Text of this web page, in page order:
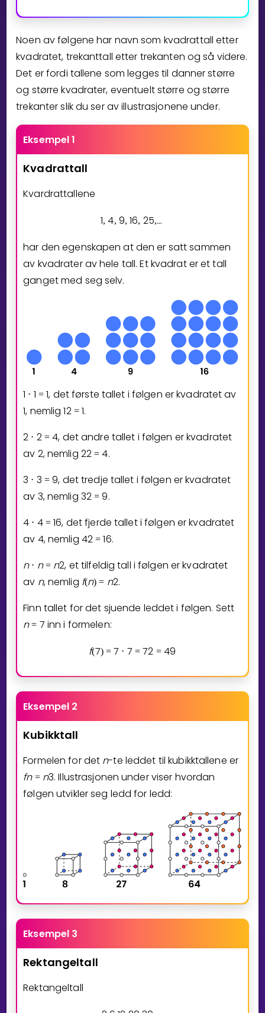
Noen av følgene har navn som kvadrattall etter
kvadratet, trekanttall etter trekanten og så videre.
Det er fordi tallene som legges til danner større
og større kvadrater, eventuelt større og større
trekanter slik du ser av illustrasjonene under.
Eksempel 1
Kvadrattall
Kvardrattallene
1, 4, 9, 16, 25,…
har den egenskapen at den er satt sammen
av kvadrater av hele tall. Et kvadrat er et tall
ganget med seg selv.
1 ⋅ 1 = 1, det første tallet i følgen er kvadratet av
1, nemlig12 = 1.
2 ⋅ 2 = 4, det andre tallet i følgen er kvadratet
av 2, nemlig 22 = 4.
3 ⋅ 3 = 9, det tredje tallet i følgen er kvadratet
av 3, nemlig 32 = 9.
4 ⋅ 4 = 16, det fjerde tallet i følgen er kvadratet
av 4, nemlig 42 = 16.
n ⋅ n = n2, et tilfeldig tall i følgen er kvadratet
av n, nemlig f(n) = n2.
Finn tallet for det sjuende leddet i følgen. Sett
n = 7 inn i formelen:
f(7) = 7 ⋅ 7 = 72 = 49
Eksempel 2
Kubikktall
Formelen for det n-te leddet til kubikktallene er
fn = n3. Illustrasjonen under viser hvordan
følgen utvikler seg ledd for ledd:
Eksempel 3
Rektangeltall
Rektangeltall